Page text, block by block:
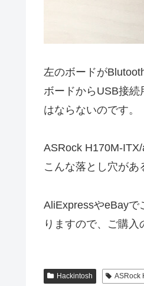
左のボードが
ボードからUSB接
はならないのです。
ASRock H170M-
こんな落とし穴があ
AliExpressやeBayで
りますので、ご購入
Hackintosh ASRock